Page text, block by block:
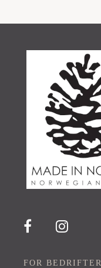
FOR BEDRIFTER